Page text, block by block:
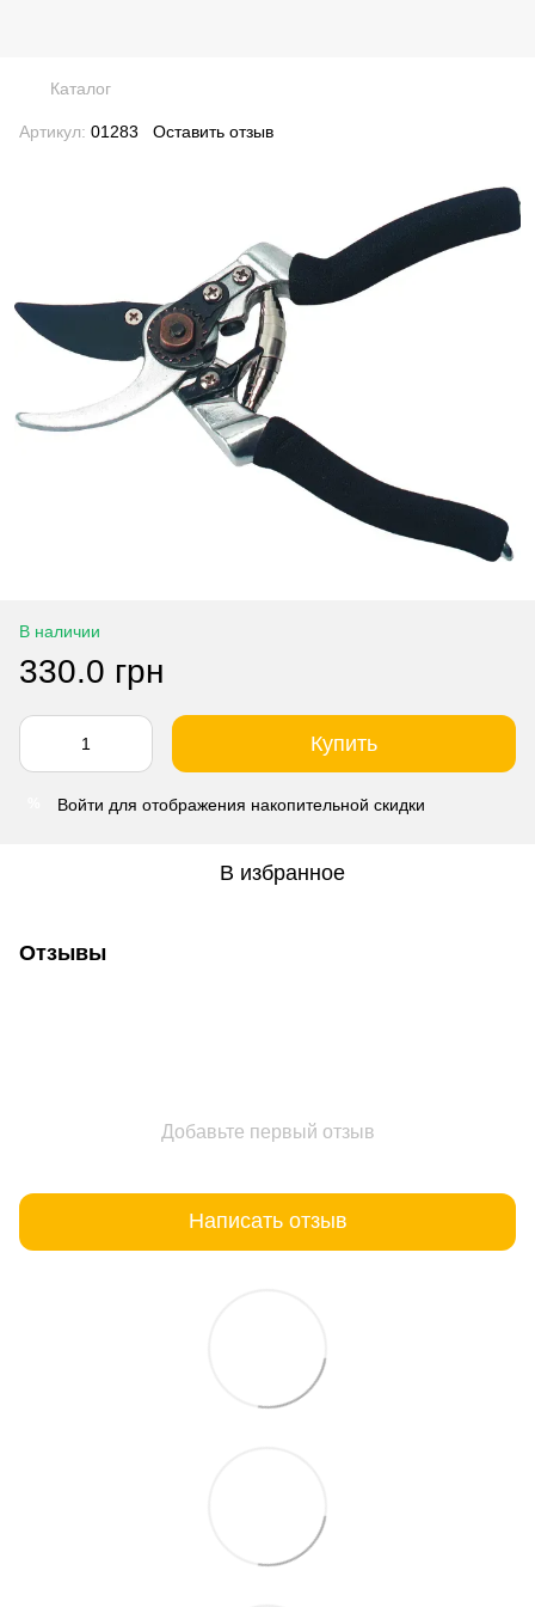
Каталог
Артикул: 01283 Оставить отзыв
В наличии
330.0 грн
Купить
Войти для отображения накопительной скидки
В избранное
Отзывы
Добавьте первый отзыв
Написать отзыв